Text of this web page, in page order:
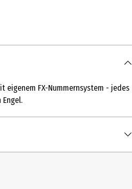
eigenem FX-Nummernsystem - jedes